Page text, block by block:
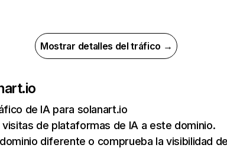
Mostrar detalles del tráfico →
de IA para solanart.io
de plataformas de IA a este dominio.
diferente o comprueba la visibilidad